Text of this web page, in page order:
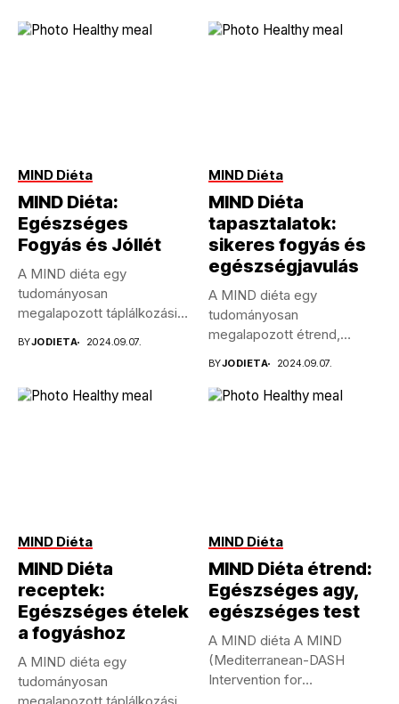
MIND Diéta
MIND Diéta:
Egészséges
Fogyás és Jóllét
A MIND diéta egy
tudományosan
megalapozott táplálkozási
BYJODIETA 2024.09.07.
MIND Diéta
MIND Diéta
tapasztalatok:
sikeres fogyás és
egészségjavulás
A MIND diéta egy
tudományosan
megalapozott étrend,
kockázatának...
BYJODIETA 2024.09.07.
MIND Diéta
MIND Diéta
receptek:
Egészséges ételek
a fogyáshoz
A MIND diéta egy
tudományosan
MIND Diéta
MIND Diéta étrend:
Egészséges agy,
egészséges test
A MIND diéta A MIND
(Mediterranean-DASH
Intervention for